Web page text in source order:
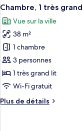
chambres
toutes
les
photos
pour
ce
type
de
chambre :
Chambre,
12
Chambre, 1 très
Vue sur la ville
38 m²
1 chambre
3 personnes
1 très grand lit
Wi-Fi gratuit
Plus de détails
Plus